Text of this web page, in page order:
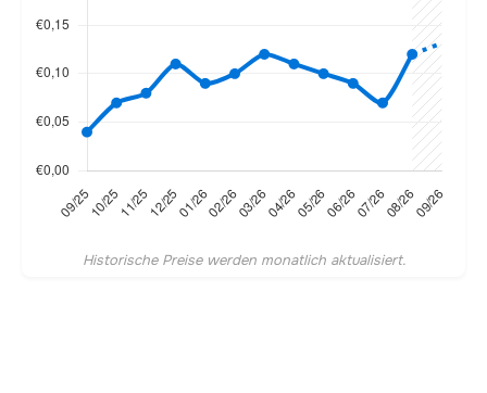
Historische Preise werden monatlich aktualisiert.